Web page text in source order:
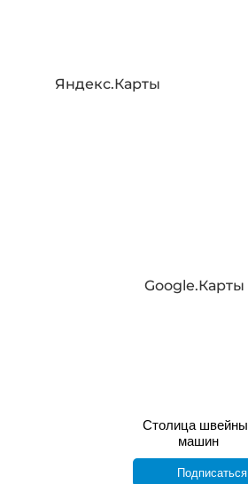
Яндекс.Карты
Google.Карты
Столица
машин
Подписаться